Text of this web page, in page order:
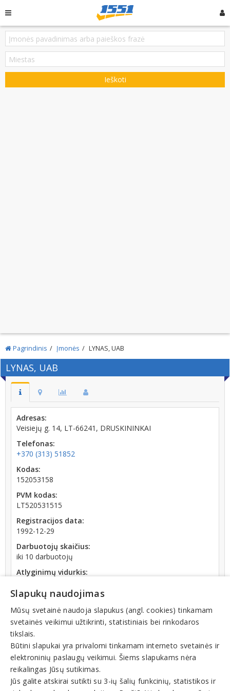
Ieškoti
Pagrindinis Įmonės LYNAS, UAB
LYNAS, UAB
Adresas:
Veisiejų g. 14, LT-66241, DRUSKININKAI
Telefonas:
+370 (313) 51852
Kodas:
152053158
PVM kodas:
LT520531515
Registracijos data:
1992-12-29
Darbuotojų skaičius:
iki 10 darbuotojų
Atlyginimų vidurkis:
SoDra įmokų suma:
3 201,25 € (2026 m. 06 mėn.)
Apyvarta:
175 043 €, pelnas po mokesčių 0,4 % (2025 m.)
Slapukų naudojimas
Mūsų svetainė naudoja slapukus (angl. cookies) tinkamam
svetainės veikimui užtikrinti, statistiniais bei rinkodaros
tikslais.
Būtini slapukai yra privalomi tinkamam interneto svetainės ir
elektroninių paslaugų veikimui. Šiems slapukams nėra
reikalingas Jūsų sutikimas.
Jūs galite atskirai sutikti su 3-ių šalių funkcinių, statistikos ir